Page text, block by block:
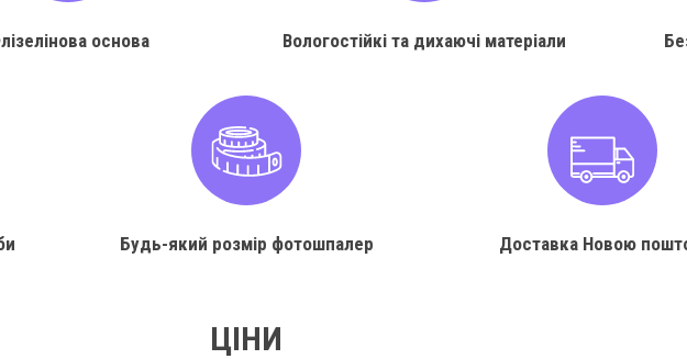
основа Вологостійкі та дихаючі матеріали
Будь-який розмір фотошпалер Доставка Новою
ЦІНИ